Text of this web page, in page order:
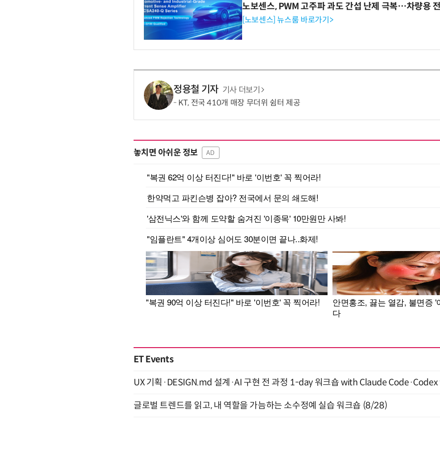
노보센스, PWM 고주파 과도 간섭 난제 극복…차량용
[노보센스] 뉴스룸 바로가기>
정용철 기자 기사 더보기
KT, 전국 410개 매장 무더위 쉼터 제공
놓치면 아쉬운 정보 AD
ET Events
UX 기획·DESIGN.md 설계·AI 구현 전 과정 1-day 워크숍 with Claude Code·Codex
글로벌 트렌드를 읽고, 내 역할을 가늠하는 소수정예 실습 워크숍 (8/28)